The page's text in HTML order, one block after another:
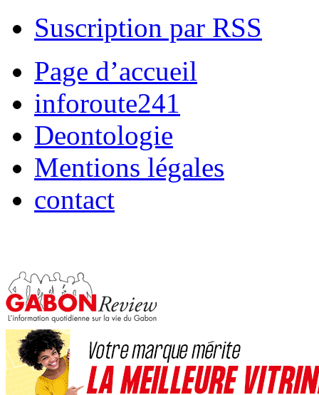
Suscription par RSS
Page d’accueil
inforoute241
Deontologie
Mentions légales
contact